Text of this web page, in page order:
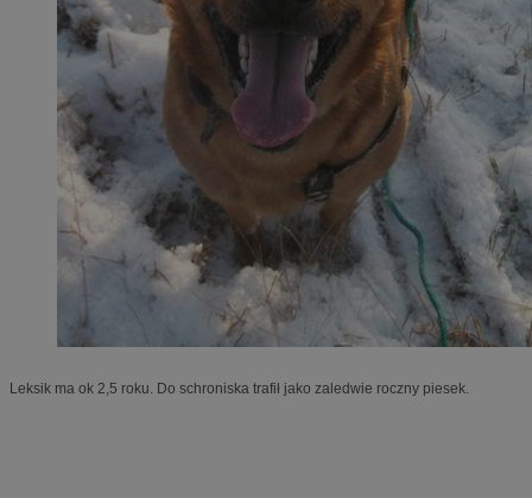
Leksik ma ok 2,5 roku. Do schroniska trafił jako zaledwie roczny piesek.